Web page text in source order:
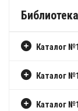
Каталог
Каталог
Каталог